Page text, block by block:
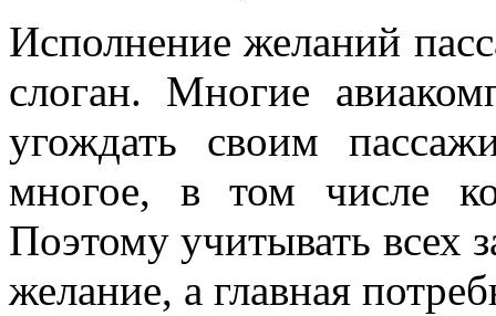
Исполнение желаний
слоган. Многие
угождать своим
многое, в том числе
Поэтому учитывать всех
желание, а главная